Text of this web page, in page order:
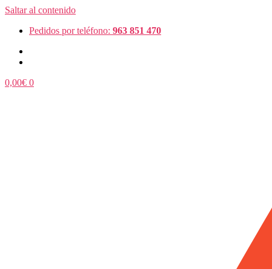
Saltar al contenido
Pedidos por teléfono: 963 851 470
0,00€ 0